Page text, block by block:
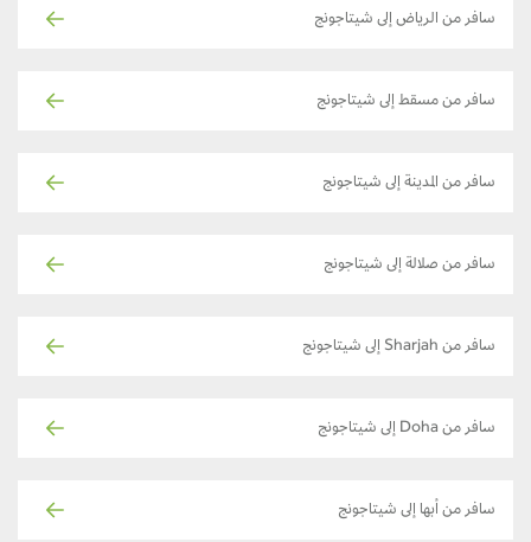
سافر من الرياض إلى شيتاجونج
سافر من مسقط إلى شيتاجونج
سافر من المدينة إلى شيتاجونج
سافر من صلالة إلى شيتاجونج
سافر من Sharjah إلى شيتاجونج
سافر من Doha إلى شيتاجونج
سافر من أبها إلى شيتاجونج